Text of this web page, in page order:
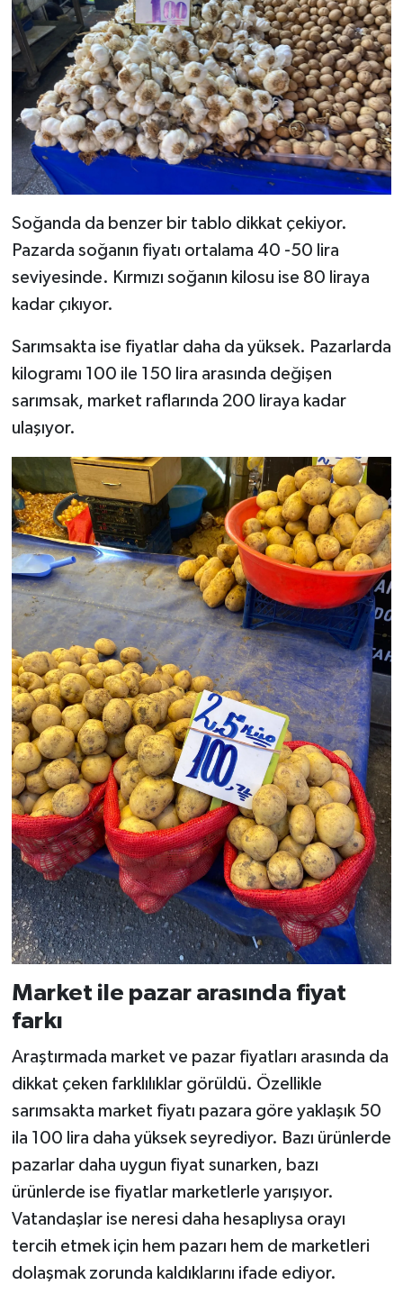
Soğanda da benzer bir tablo dikkat çekiyor.
Pazarda soğanın fiyatı ortalama 40 -50 lira
seviyesinde. Kırmızı soğanın kilosu ise 80 liraya
kadar çıkıyor.
Sarımsakta ise fiyatlar daha da yüksek. Pazarlarda
kilogramı 100 ile 150 lira arasında değişen
sarımsak, market raflarında 200 liraya kadar
ulaşıyor.
Market ile pazar arasında fiyat
farkı
Araştırmada market ve pazar fiyatları arasında da
dikkat çeken farklılıklar görüldü. Özellikle
sarımsakta market fiyatı pazara göre yaklaşık 50
ila 100 lira daha yüksek seyrediyor. Bazı ürünlerde
pazarlar daha uygun fiyat sunarken, bazı
ürünlerde ise fiyatlar marketlerle yarışıyor.
Vatandaşlar ise neresi daha hesaplıysa orayı
tercih etmek için hem pazarı hem de marketleri
dolaşmak zorunda kaldıklarını ifade ediyor.